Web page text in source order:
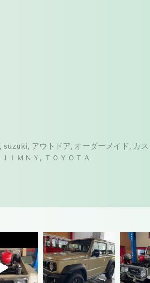
,suzuki, アウトドア, オーダーメイド, カ
ＪＩＭＮＹ , ＴＯＹＯＴＡ